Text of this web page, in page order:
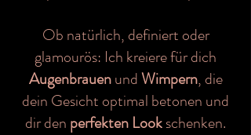
Ob natürlich, definiert oder
glamourös: Ich kreiere für dich
AugenbrauenundWimpern, die
dein Gesicht optimal betonen und
dir den perfekten Lookschenken.